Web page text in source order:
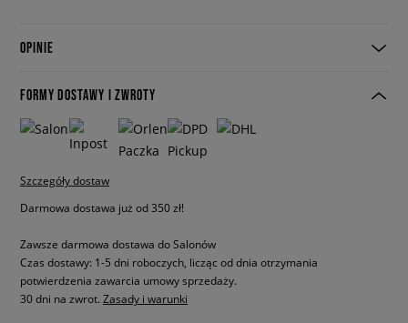
OPINIE
FORMY DOSTAWY I ZWROTY
Szczegóły dostaw
Darmowa dostawa już od 350 zł!
Zawsze darmowa dostawa do Salonów
Czas dostawy: 1-5 dni roboczych, licząc od dnia otrzymania
potwierdzenia zawarcia umowy sprzedaży.
30 dni na zwrot. Zasady i warunki